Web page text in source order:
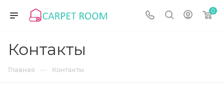
0
Контакты
Главная — Контакты